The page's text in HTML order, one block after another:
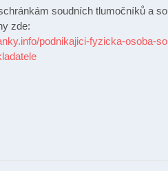
soudních tlumočníků a
zde:
podnikajici-fyzicka-osoba-